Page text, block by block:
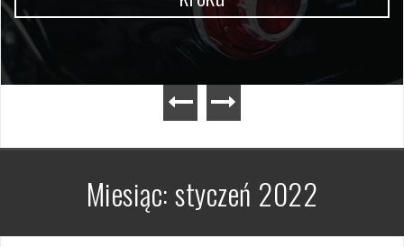
Miesiąc:styczeń 2022